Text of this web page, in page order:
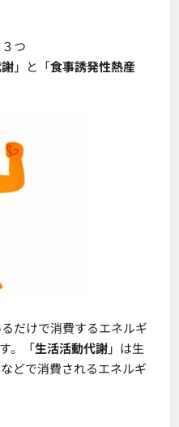
つ
」と「食事誘発性熱産
だけで消費するエネルギ
。「生活活動代謝」は生
どで消費されるエネルギ